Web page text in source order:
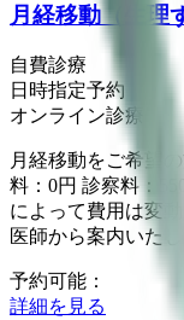
月経移動（生理
自費診療
日時指定予約
オンライン診療
月経移動をご希望
料：0円 診察料：
によって費用は変
医師から案内いたし
予約可能：
詳細を見る